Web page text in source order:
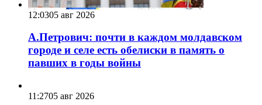
12:0305 авг 2026
А.Петрович: почти в каждом молдавском
городе и селе есть обелиски в память о
павших в годы войны
11:2705 авг 2026